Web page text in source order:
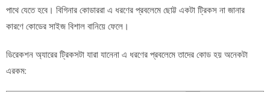
পাথে যেতে হবে। বিগিনার কোডাররা এ ধরণের প্রবলেমে ছোট্ট একটা ট্রিকস না জানার
কারণে কোডের সাইজ বিশাল বানিয়ে ফেলে।
ডিরেকশন অ্যারের ট্রিকসটা যারা যানেনা এ ধরণের প্রবলেমে তাদের কোড হয় অনেকটা
এরকম: